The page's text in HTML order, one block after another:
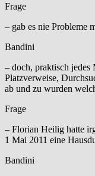
Frage
– gab es nie Probleme
Bandini
– doch, praktisch
Platzverweise,
ab und zu wurden
Frage
– Florian Heilig hatte
1 Mai 2011 eine
Bandini